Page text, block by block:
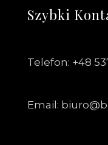
Szybki
Telefon: +48
Email: